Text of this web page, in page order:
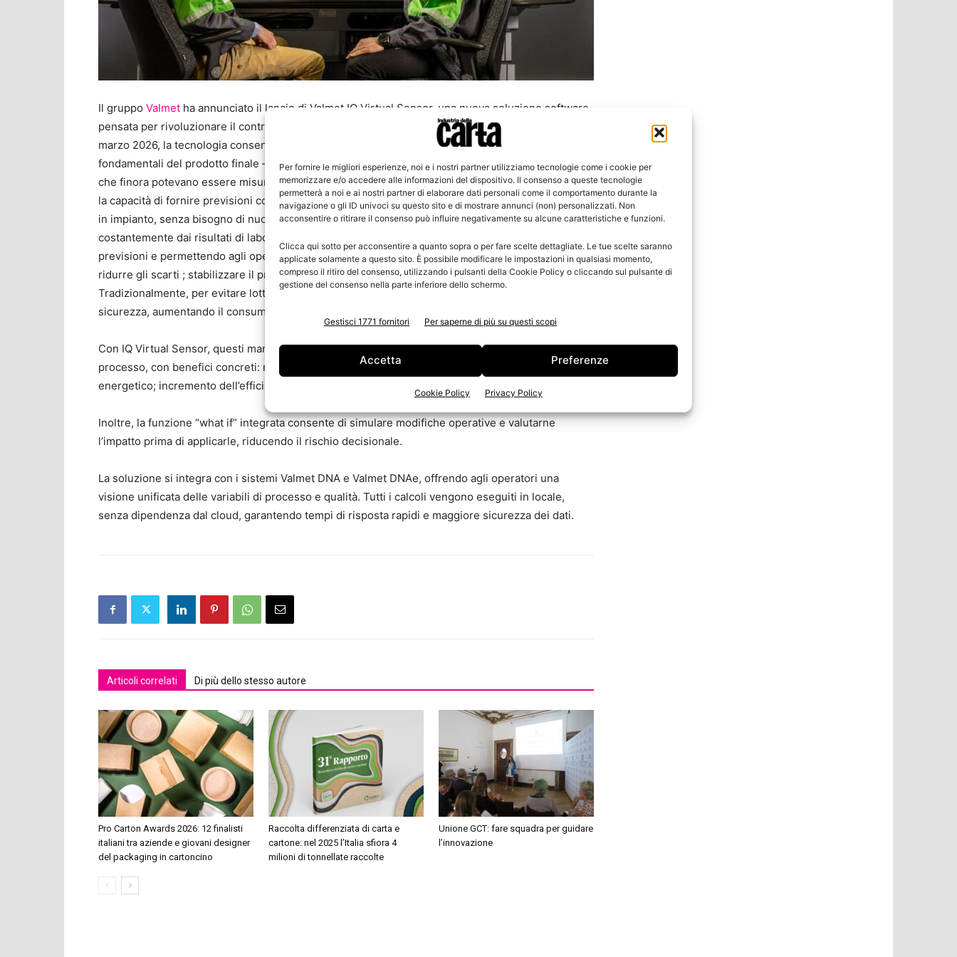
Per fornire le migliori esperienze, noi e i nostri partner utilizziamo tecnologie come i cookie per
memorizzare e/o accedere alle informazioni del dispositivo. Il consenso a queste tecnologie
permetterà a noi e ai nostri partner di elaborare dati personali come il comportamento durante la
navigazione o gli ID univoci su questo sito e di mostrare annunci (non) personalizzati. Non
acconsentire o ritirare il consenso può influire negativamente su alcune caratteristiche e funzioni.
Clicca qui sotto per acconsentire a quanto sopra o per fare scelte dettagliate. Le tue scelte saranno
applicate solamente a questo sito. È possibile modificare le impostazioni in qualsiasi momento,
compreso il ritiro del consenso, utilizzando i pulsanti della Cookie Policy o cliccando sul pulsante di
gestione del consenso nella parte inferiore dello schermo.
Gestisci 1771 fornitori Per saperne di più su questi scopi
Accetta Preferenze
Cookie Policy Privacy Policy
Il gruppo Valmet ha annunciato il lancio di Valmet IQ Virtual Sensor, una nuova soluzione software
pensata per rivoluzionare il controllo qualità nella produzione di carta e cartone. Presentata il 31
marzo 2026, la tecnologia consente ai produttori di monitorare in tempo reale proprietà
fondamentali del prodotto finale — come resistenza alla trazione, allo strappo, al burst e SCT —
che finora potevano essere misurate solo tramite analisi di laboratorio. Il cuore dell’innovazione è
la capacità di fornire previsioni continue e aggiornate ogni minuto sfruttando i dati già disponibili
in impianto, senza bisogno di nuovi sensori o fermate produttive. Il sistema apprende
costantemente dai risultati di laboratorio, migliorando progressivamente l’accuratezza delle
previsioni e permettendo agli operatori di intervenire in anticipo per: evitare deviazioni qualitative;
ridurre gli scarti ; stabilizzare il processo produttivo. Uno degli impatti più rilevanti riguarda i costi.
Tradizionalmente, per evitare lotti fuori specifica, gli operatori applicano ampi margini di
sicurezza, aumentando il consumo di materie prime come fibra e amido.
Con IQ Virtual Sensor, questi margini possono essere ridotti grazie alla maggiore visibilità sul
processo, con benefici concreti: minore utilizzo di fibra e amido; riduzione del consumo
energetico; incremento dell’efficienza produttiva.
Inoltre, la funzione “what if” integrata consente di simulare modifiche operative e valutarne
l’impatto prima di applicarle, riducendo il rischio decisionale.
La soluzione si integra con i sistemi Valmet DNA e Valmet DNAe, offrendo agli operatori una
visione unificata delle variabili di processo e qualità. Tutti i calcoli vengono eseguiti in locale,
senza dipendenza dal cloud, garantendo tempi di risposta rapidi e maggiore sicurezza dei dati.
Articoli correlati Di più dello stesso autore
Pro Carton Awards 2026: 12 finalisti
italiani tra aziende e giovani designer
del packaging in cartoncino
Raccolta differenziata di carta e
cartone: nel 2025 l’Italia sfiora 4
milioni di tonnellate raccolte
Unione GCT: fare squadra per guidare
l’innovazione